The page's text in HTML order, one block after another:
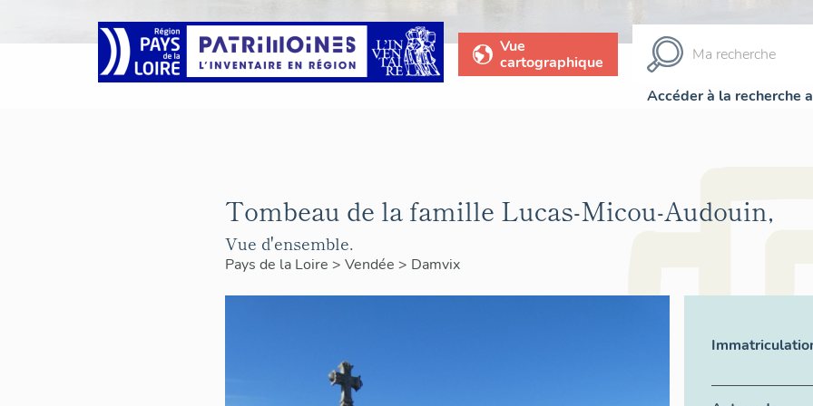
Vue
cartographique
Accéder à la recherche
Tombeau de la famille Lucas-Micou-Audouin,
Vue d'ensemble.
Pays de la Loire > Vendée > Damvix